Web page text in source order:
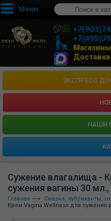
Меню
Доставка
ЭКСПРЕСС
HАШИ
Сужение влагалища -
сужения вагины 30 мл.,
Главная Смазки, лубриканты,
Крем Vagina Wellness для сужения